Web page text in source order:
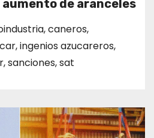
de aranceles
,caneros,
,ingenios azucareros,
,sanciones,sat